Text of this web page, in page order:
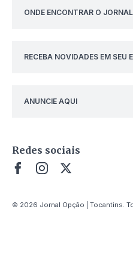
ONDE ENCONTRAR O
RECEBA NOVIDADES EM SEU
ANUNCIE AQUI
Redes sociais
© 2026 Jornal Opção | Tocantins.